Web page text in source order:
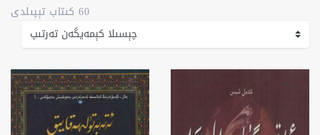
60 كىتاب تېپىلدى